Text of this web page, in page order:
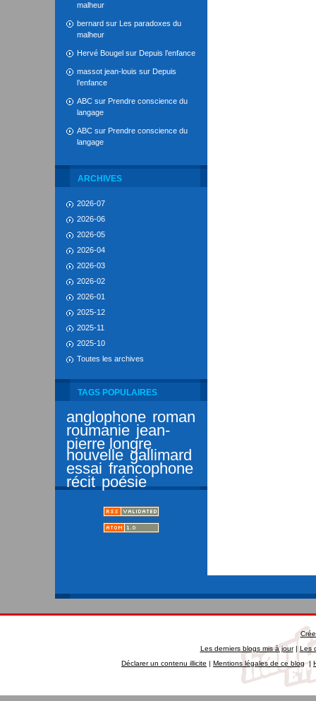
malheur
bernard sur Les paradoxes du
malheur
Hervé Bougel sur Depuis l’enfance
massot jean-louis sur Depuis
l’enfance
ABC sur Prendre conscience du
langage
ABC sur Prendre conscience du
langage
ARCHIVES
2026-07
2026-06
2026-05
2026-04
2026-03
2026-02
2026-01
2025-12
2025-11
2025-10
Toutes les archives
TAGS POPULAIRES
anglophone roman
roumanie jean-
pierre longre
nouvelle gallimard
essai francophone
récit poésie
Les derniers blogs mis à jour|Les
Déclarer un contenu illicite | Mentions légales de ce blog|